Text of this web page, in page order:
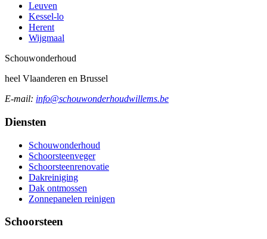
Leuven
Kessel-lo
Herent
Wijgmaal
Schouwonderhoud
heel Vlaanderen en Brussel
E-mail: info@schouwonderhoudwillems.be
Diensten
Schouwonderhoud
Schoorsteenveger
Schoorsteenrenovatie
Dakreiniging
Dak ontmossen
Zonnepanelen reinigen
Schoorsteen